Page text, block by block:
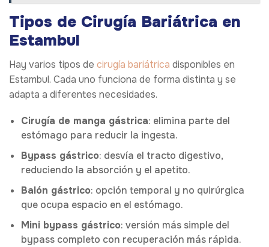
Tipos de Cirugía Bariátrica en
Estambul
Hay varios tipos de cirugía bariátrica disponibles en
Estambul. Cada uno funciona de forma distinta y se
adapta a diferentes necesidades.
Cirugía de manga gástrica: elimina parte del
estómago para reducir la ingesta.
Bypass gástrico: desvía el tracto digestivo,
reduciendo la absorción y el apetito.
Balón gástrico: opción temporal y no quirúrgica
que ocupa espacio en el estómago.
Mini bypass gástrico: versión más simple del
bypass completo con recuperación más rápida.